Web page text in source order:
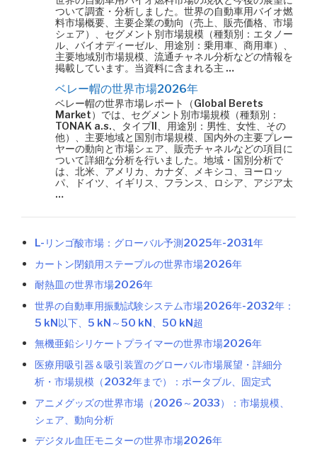
ついて調査・分析しました。世界の自動車用バイオ燃
料市場概要、主要企業の動向（売上、販売価格、市場
シェア）、セグメント別市場規模（種類別：エタノー
ル、バイオディーゼル、用途別：乗用車、商用車）、
主要地域別市場規模、流通チャネル分析などの情報を
掲載しています。当資料に含まれる主 …
ベレー帽の世界市場2026年
ベレー帽の世界市場レポート（Global Berets
Market）では、セグメント別市場規模（種類別：
TONAK a.s.、タイプII、用途別：男性、女性、その
他）、主要地域と国別市場規模、国内外の主要プレー
ヤーの動向と市場シェア、販売チャネルなどの項目に
ついて詳細な分析を行いました。地域・国別分析で
は、北米、アメリカ、カナダ、メキシコ、ヨーロッ
パ、ドイツ、イギリス、フランス、ロシア、アジア太
…
L-リンゴ酸市場：グローバル予測2025年-2031年
カートン閉鎖用ステープルの世界市場2026年
耐熱皿の世界市場2026年
世界の自動車用振動試験システム市場2026年-2032年：
5 kN以下、5 kN～50 kN、50 kN超
無機亜鉛シリケートプライマーの世界市場2026年
医療用吸引器＆吸引装置のグローバル市場展望・詳細分
析・市場規模（2032年まで）：ポータブル、固定式
アニメグッズの世界市場（2026～2033）：市場規模、
シェア、動向分析
デジタル血圧モニターの世界市場2026年